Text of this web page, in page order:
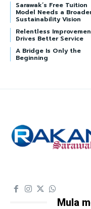
Sarawak’s Free Tuition
Model Needs a
Sustainability Vision
Relentless
Drives Better Service
A Bridge Is Only the
Beginning
Mula